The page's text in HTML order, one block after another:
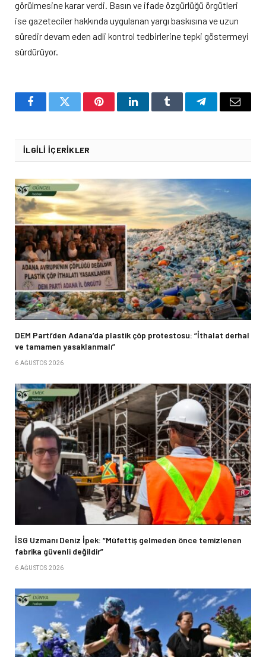
görülmesine karar verdi. Basın ve ifade özgürlüğü örgütleri
ise gazeteciler hakkında uygulanan yargı baskısına ve uzun
süredir devam eden adli kontrol tedbirlerine tepki göstermeyi
sürdürüyor.
FacebookTwitter PinterestLinkedInTumblr TelegramEmail
İLGILI İÇERIKLER
DEM Parti’den Adana’da plastik çöp protestosu: “İthalat derhal
ve tamamen yasaklanmalı”
6 AĞUSTOS 2026
İSG Uzmanı Deniz İpek: “Müfettiş gelmeden önce temizlenen
fabrika güvenli değildir”
6 AĞUSTOS 2026